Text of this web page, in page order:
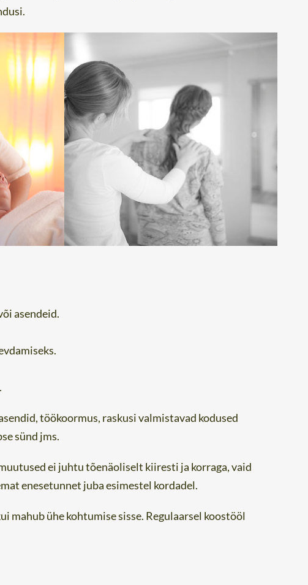
asendeid.
töökoormus, raskusi valmistavad kodused
sünd jms.
ei juhtu tõenäoliselt kiiresti ja korraga, vaid
enesetunnet juba esimestel kordadel.
mahub ühe kohtumise sisse. Regulaarsel koostööl